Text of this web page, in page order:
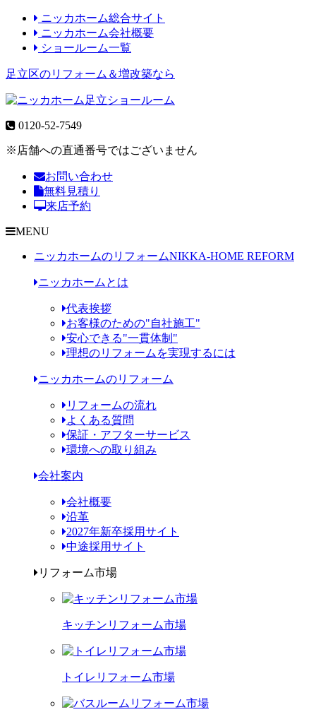
ニッカホーム総合サイト
ニッカホーム会社概要
ショールーム一覧
足立区のリフォーム＆増改築なら
0120-52-7549
※店舗への直通番号ではございません
お問い合わせ
無料見積り
来店予約
MENU
ニッカホームのリフォームNIKKA-HOME REFORM
ニッカホームとは
代表挨拶
お客様のための"自社施工"
安心できる"一貫体制"
理想のリフォームを実現するには
ニッカホームのリフォーム
リフォームの流れ
よくある質問
保証・アフターサービス
環境への取り組み
会社案内
会社概要
沿革
2027年新卒採用サイト
中途採用サイト
リフォーム市場
キッチンリフォーム市場
トイレリフォーム市場